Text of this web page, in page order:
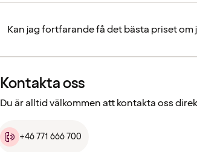
Kan jag fortfarande få det bästa priset
Kontakta oss
Du är alltid välkommen att kontakta oss
+46 771 666 700